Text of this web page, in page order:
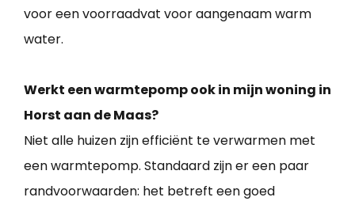
voor een voorraadvat voor aangenaam warm
water.
Werkt een warmtepomp ook in mijn woning in
Horst aan de Maas?
Niet alle huizen zijn efficiënt te verwarmen met
een warmtepomp. Standaard zijn er een paar
randvoorwaarden: het betreft een goed